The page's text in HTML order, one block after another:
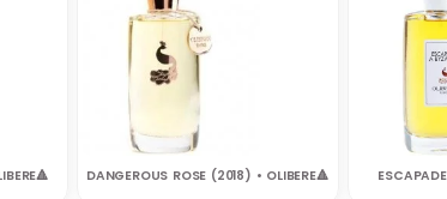
DANGEROUS ROSE (2018) • OLIBERE🔺